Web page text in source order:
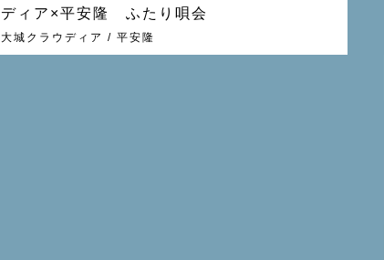
ディア×平安隆 ふたり唄会
大城クラウディア / 平安隆